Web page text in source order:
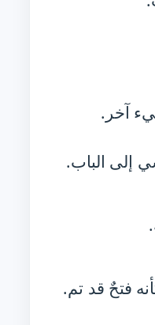
آخر.
إلى الباب.
فتحٌ قد تم.